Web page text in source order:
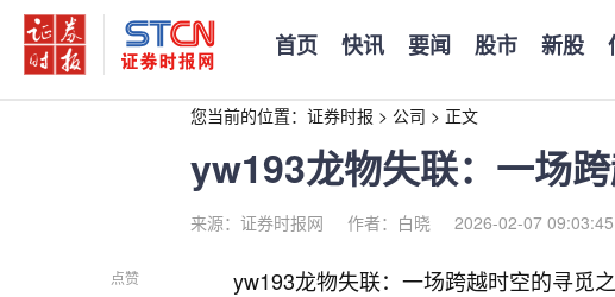
首页 快讯 要闻 股市 新股
您当前的位置： 证券时报 > 公司 > 正文
yw193龙物失联：一场
来源：证券时报网 作者：白晓 2026-02-07 09:03:45
点赞 yw193龙物失联：一场跨越时空的寻觅